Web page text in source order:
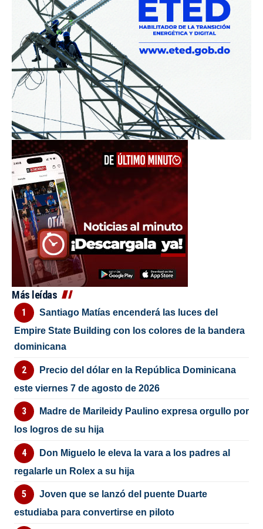
Más leídas
Santiago Matías encenderá las luces del
Empire State Building con los colores de la bandera
dominicana
Precio del dólar en la República Dominicana
este viernes 7 de agosto de 2026
Madre de Marileidy Paulino expresa orgullo por
los logros de su hija
Don Miguelo le eleva la vara a los padres al
regalarle un Rolex a su hija
Joven que se lanzó del puente Duarte
estudiaba para convertirse en piloto